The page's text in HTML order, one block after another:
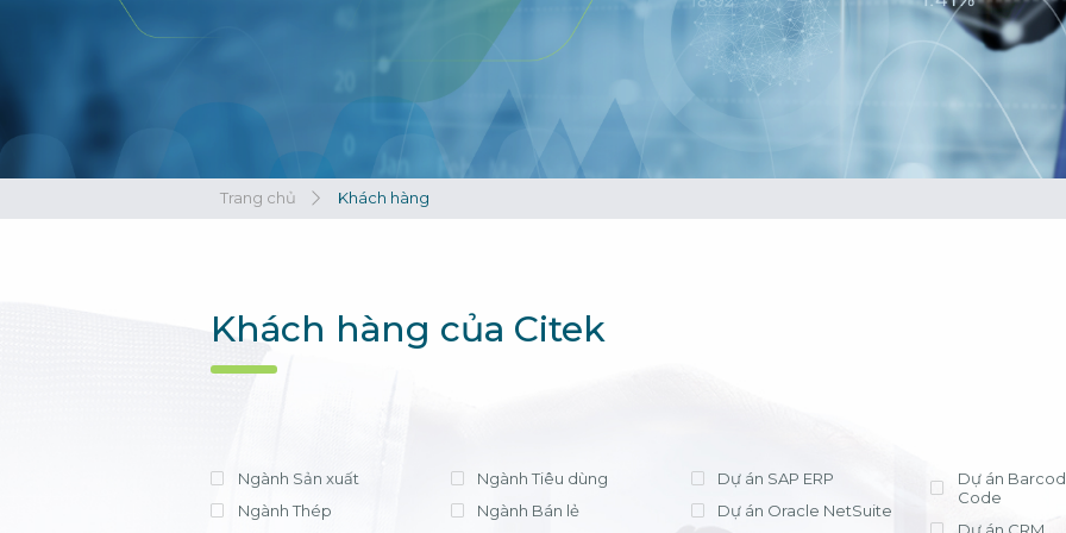
tháng, chi phí
phí license
ứng dụng
cần lựa chọn
triển khai có
Xem chi tiết
Bà Nguyễn
Trưởng Phòng
- Công ty
Trang chủ Khách hàng
Khách hàng của Citek
Ngành Sản xuất
Ngành Thép
Ngành Tiêu dùng
Ngành Bán lẻ
Dự án SAP ERP
Dự án Oracle NetSuite
Dự án
Code